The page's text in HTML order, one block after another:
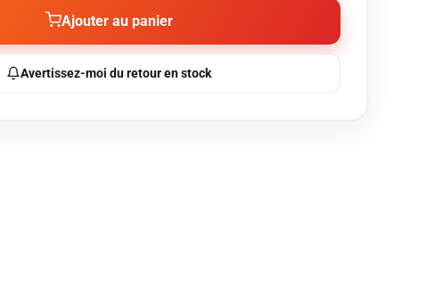
Ajouter au panier
Avertissez-moi du retour en stock